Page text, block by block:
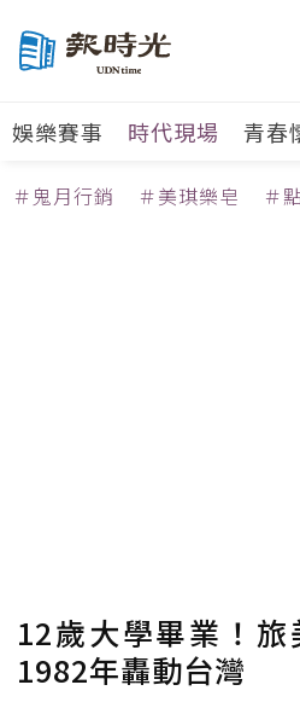
娛樂賽事 時代現場 青春
＃鬼月行銷 ＃美琪樂皂 ＃
12歲大學畢業！
1982年轟動台灣